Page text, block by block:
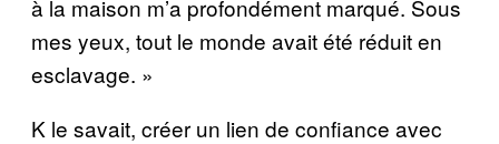
à la maison m’a profondément marqué. Sous
mes yeux, tout le monde avait été réduit en
esclavage. »
K le savait, créer un lien de confiance avec